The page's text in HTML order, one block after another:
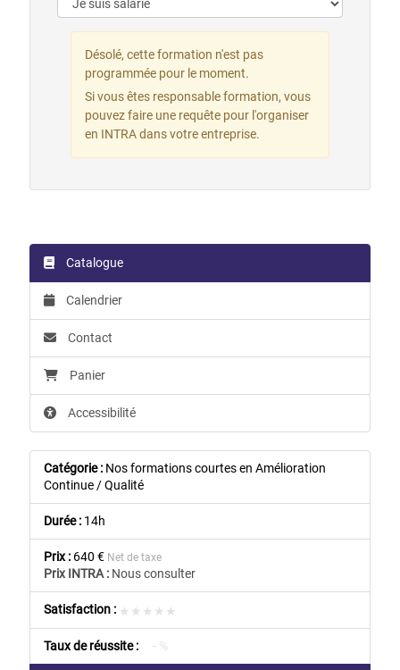
Désolé, cette formation n'est pas
programmée pour le moment.
Si vous êtes responsable formation, vous
pouvez faire une requête pour l'organiser
en INTRA dans votre entreprise.
Catalogue
Calendrier
Contact
Panier
Accessibilité
Catégorie : Nos formations courtes en Amélioration
Continue / Qualité
Durée :14h
Prix : 640 € Net de taxe
Prix INTRA :Nous consulter
Satisfaction : ★★★★★
★★★★★
Taux de réussite : - %